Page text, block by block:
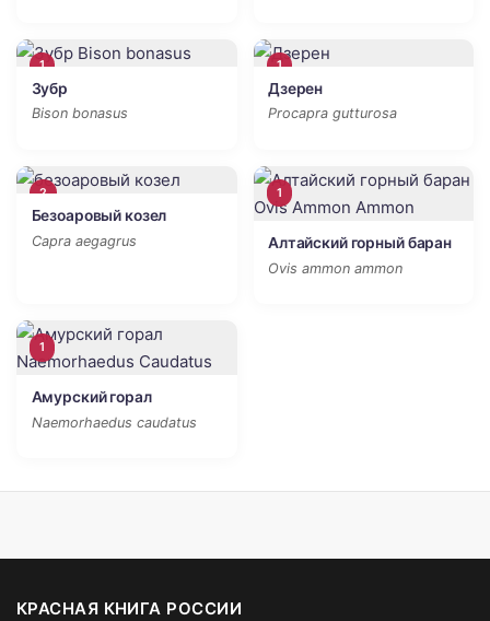
1
Зубр
Bison bonasus
1
Дзерен
Procapra gutturosa
2
Безоаровый козел
Capra aegagrus
1
Алтайский горный баран
Ovis ammon ammon
1
Амурский горал
Naemorhaedus caudatus
КРАСНАЯ КНИГА РОССИИ